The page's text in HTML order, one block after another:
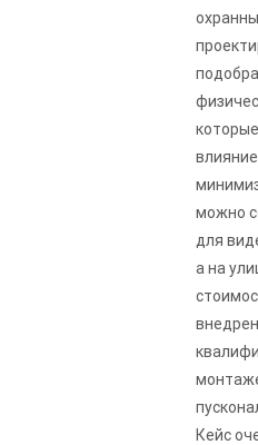
можно
для
а на
Кейс